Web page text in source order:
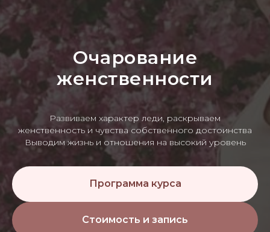
Очарование
женственности
Развиваем характер леди, раскрываем
женственность и чувства собственного достоинства
Выводим жизнь и отношения на высокий уровень
Программа курса
Стоимость и запись